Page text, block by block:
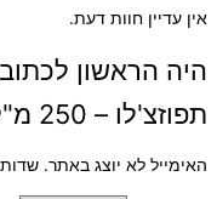
אין עדיין חוות דעת.
היה הראשון
תפוזצ'לו – 250 מ"ל”
האימייל לא יוצג באתר.